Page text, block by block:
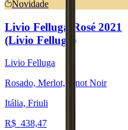
Novidade
Livio Felluga Rosé 2021
(Livio Felluga)
Livio Felluga
Rosado, Merlot, Pinot Noir
Itália, Friuli
R$ 438,47